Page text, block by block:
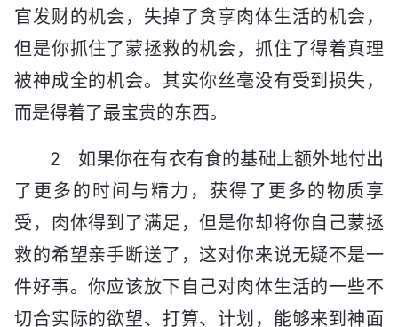
官发财的机会，失掉了贪享肉体生活的机会，
但是你抓住了蒙拯救的机会，抓住了得着真理
被神成全的机会。其实你丝毫没有受到损失，
而是得着了最宝贵的东西。
2 如果你在有衣有食的基础上额外地付出
了更多的时间与精力，获得了更多的物质享
受，肉体得到了满足，但是你却将你自己蒙拯
救的希望亲手断送了，这对你来说无疑不是一
件好事。你应该放下自己对肉体生活的一些不
切合实际的欲望、打算、计划，能够来到神面